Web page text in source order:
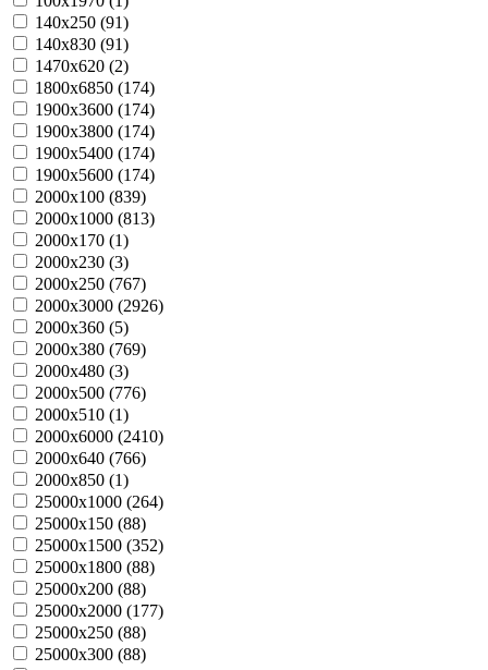
140х250 (91)
140х830 (91)
1470х620 (2)
1800х6850 (174)
1900х3600 (174)
1900х3800 (174)
1900х5400 (174)
1900х5600 (174)
2000х100 (839)
2000х1000 (813)
2000х170 (1)
2000х230 (3)
2000х250 (767)
2000х3000 (2926)
2000х360 (5)
2000х380 (769)
2000х480 (3)
2000х500 (776)
2000х510 (1)
2000х6000 (2410)
2000х640 (766)
2000х850 (1)
25000х1000 (264)
25000х150 (88)
25000х1500 (352)
25000х1800 (88)
25000х200 (88)
25000х2000 (177)
25000х250 (88)
25000х300 (88)